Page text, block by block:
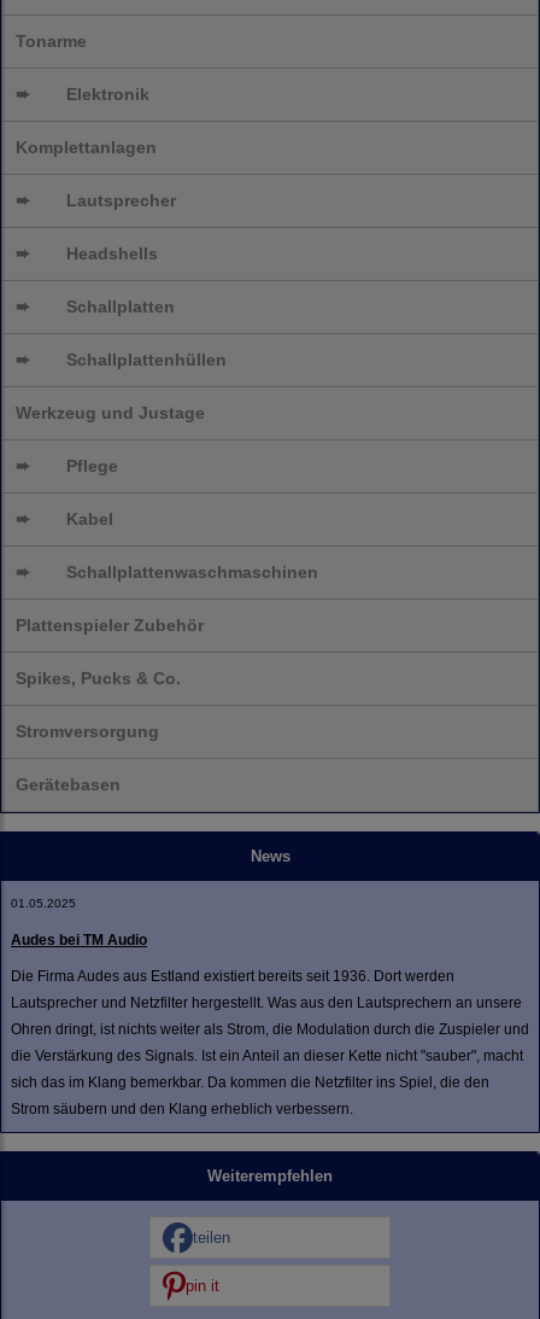
Tonarme
➨ Elektronik
Komplettanlagen
➨ Lautsprecher
➨ Headshells
➨ Schallplatten
➨ Schallplattenhüllen
Werkzeug und Justage
➨ Pflege
➨ Kabel
➨ Schallplattenwaschmaschinen
Plattenspieler Zubehör
Spikes, Pucks & Co.
Stromversorgung
Gerätebasen
News
01.05.2025
Audes bei TM Audio
Die Firma Audes aus Estland existiert bereits seit 1936. Dort werden
Lautsprecher und Netzfilter hergestellt. Was aus den Lautsprechern an unsere
Ohren dringt, ist nichts weiter als Strom, die Modulation durch die Zuspieler und
die Verstärkung des Signals. Ist ein Anteil an dieser Kette nicht "sauber", macht
sich das im Klang bemerkbar. Da kommen die Netzfilter ins Spiel, die den
Strom säubern und den Klang erheblich verbessern.
Weiterempfehlen
teilen
pin it